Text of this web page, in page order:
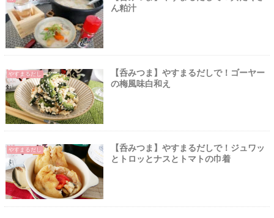
ん粕汁
やすまるだし
【呑みつま】やすまるだしで！ゴーヤー
の梅風味白和え
やすまるだし
【呑みつま】やすまるだしで！ジュワッ
とトロッとナスとトマトの巾着